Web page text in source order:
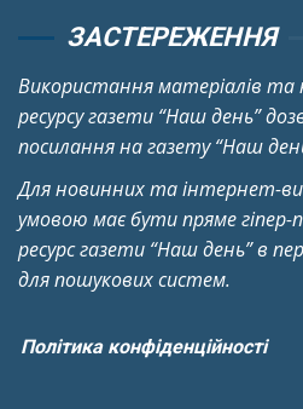
ЗАСТЕРЕЖЕННЯ
Використання матеріалів
ресурсу газети “Наш день”
посилання на газету “Наш
Для новинних та інтернет-
умовою має бути пряме
ресурс газети “Наш день” в
для пошукових систем.
Політика конфіденційності